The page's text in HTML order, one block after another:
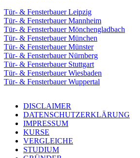
Tür- & Fensterbauer Leipzig
Tür- & Fensterbauer Mannheim
Tür- & Fensterbauer Mönchengladbach
Tür- & Fensterbauer München
Tür- & Fensterbauer Münster
Tür- & Fensterbauer Nürnberg
Tür- & Fensterbauer Stuttgart
Tür- & Fensterbauer Wiesbaden
Tür- & Fensterbauer Wuppertal
DISCLAIMER
DATENSCHUTZERKLÄRUNG
IMPRESSUM
KURSE
VERGLEICHE
STUDIUM